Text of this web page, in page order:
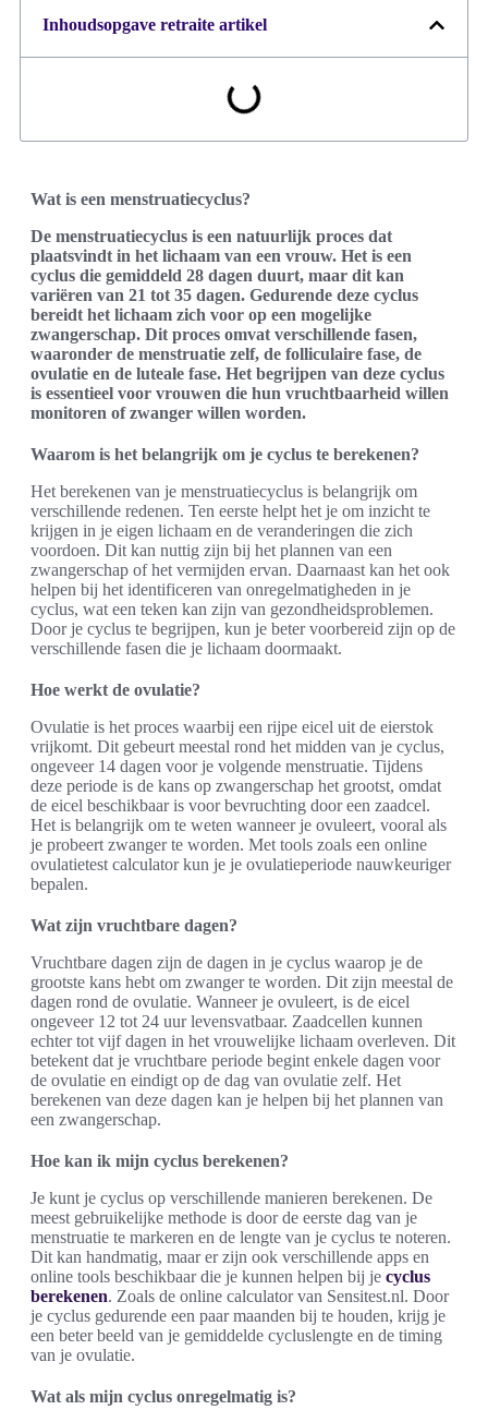
Inhoudsopgave retraite artikel
Wat is een menstruatiecyclus?
De menstruatiecyclus is een natuurlijk proces dat
plaatsvindt in het lichaam van een vrouw. Het is een
cyclus die gemiddeld 28 dagen duurt, maar dit kan
variëren van 21 tot 35 dagen. Gedurende deze cyclus
bereidt het lichaam zich voor op een mogelijke
zwangerschap. Dit proces omvat verschillende fasen,
waaronder de menstruatie zelf, de folliculaire fase, de
ovulatie en de luteale fase. Het begrijpen van deze cyclus
is essentieel voor vrouwen die hun vruchtbaarheid willen
monitoren of zwanger willen worden.
Waarom is het belangrijk om je cyclus te berekenen?
Het berekenen van je menstruatiecyclus is belangrijk om
verschillende redenen. Ten eerste helpt het je om inzicht te
krijgen in je eigen lichaam en de veranderingen die zich
voordoen. Dit kan nuttig zijn bij het plannen van een
zwangerschap of het vermijden ervan. Daarnaast kan het ook
helpen bij het identificeren van onregelmatigheden in je
cyclus, wat een teken kan zijn van gezondheidsproblemen.
Door je cyclus te begrijpen, kun je beter voorbereid zijn op de
verschillende fasen die je lichaam doormaakt.
Hoe werkt de ovulatie?
Ovulatie is het proces waarbij een rijpe eicel uit de eierstok
vrijkomt. Dit gebeurt meestal rond het midden van je cyclus,
ongeveer 14 dagen voor je volgende menstruatie. Tijdens
deze periode is de kans op zwangerschap het grootst, omdat
de eicel beschikbaar is voor bevruchting door een zaadcel.
Het is belangrijk om te weten wanneer je ovuleert, vooral als
je probeert zwanger te worden. Met tools zoals een online
ovulatietest calculator kun je je ovulatieperiode nauwkeuriger
bepalen.
Wat zijn vruchtbare dagen?
Vruchtbare dagen zijn de dagen in je cyclus waarop je de
grootste kans hebt om zwanger te worden. Dit zijn meestal de
dagen rond de ovulatie. Wanneer je ovuleert, is de eicel
ongeveer 12 tot 24 uur levensvatbaar. Zaadcellen kunnen
echter tot vijf dagen in het vrouwelijke lichaam overleven. Dit
betekent dat je vruchtbare periode begint enkele dagen voor
de ovulatie en eindigt op de dag van ovulatie zelf. Het
berekenen van deze dagen kan je helpen bij het plannen van
een zwangerschap.
Hoe kan ik mijn cyclus berekenen?
Je kunt je cyclus op verschillende manieren berekenen. De
meest gebruikelijke methode is door de eerste dag van je
menstruatie te markeren en de lengte van je cyclus te noteren.
Dit kan handmatig, maar er zijn ook verschillende apps en
online tools beschikbaar die je kunnen helpen bij je cyclus
berekenen. Zoals de online calculator van Sensitest.nl. Door
je cyclus gedurende een paar maanden bij te houden, krijg je
een beter beeld van je gemiddelde cycluslengte en de timing
van je ovulatie.
Wat als mijn cyclus onregelmatig is?